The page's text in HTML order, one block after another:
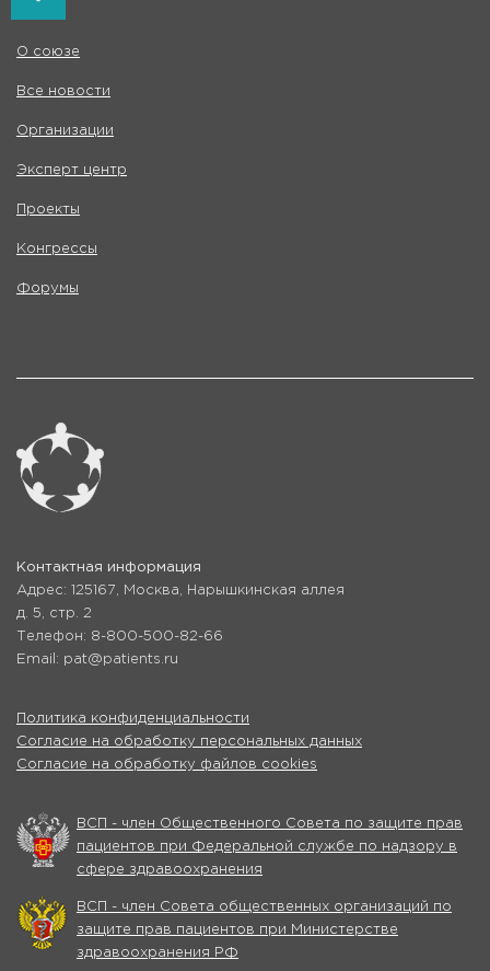
О союзе
Все новости
Организации
Эксперт центр
Проекты
Конгрессы
Форумы
Контактная информация
Адрес: 125167, Москва, Нарышкинская аллея
д. 5, стр. 2
Телефон: 8-800-500-82-66
Email: pat@patients.ru
Политика конфиденциальности
Согласие на обработку персональных данных
Согласие на обработку файлов cookies
ВСП - член Общественного Совета по защите прав
пациентов при Федеральной службе по надзору в
сфере здравоохранения
ВСП - член Совета общественных организаций по
защите прав пациентов при Министерстве
здравоохранения РФ